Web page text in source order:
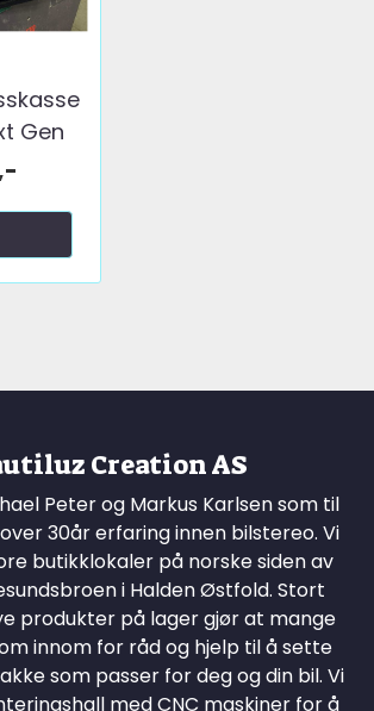
Gen
Creation AS
Peter og Markus Karlsen som til
30år erfaring innen bilstereo. Vi
butikklokaler på norske siden av
i Halden Østfold. Stort
produkter på lager gjør at mange
innom for råd og hjelp til å sette
som passer for deg og din bil. Vi
med CNC maskiner for å